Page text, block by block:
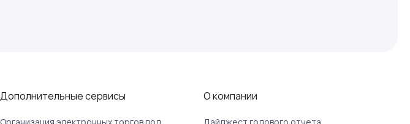
Дополнительные сервисы
Организация электронных торгов под
О компании
Дайджест годового отчета